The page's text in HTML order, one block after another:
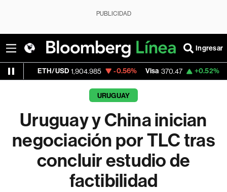
PUBLICIDAD
Ingresar
1,904.985 -0.56% Visa 370.47 +0.52%
URUGUAY
Uruguay y China inician
negociación por TLC tras
concluir estudio de
factibilidad